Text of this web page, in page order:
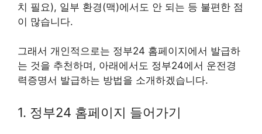
치 필요), 일부 환경(맥)에서도 안 되는 등 불편한 점
이 많습니다.
그래서 개인적으로는 정부24 홈페이지에서 발급하
는 것을 추천하며, 아래에서도 정부24에서 운전경
력증명서 발급하는 방법을 소개하겠습니다.
1. 정부24 홈페이지 들어가기